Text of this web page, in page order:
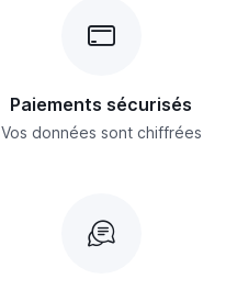
Paiements sécurisés
Vos données sont chiffrées